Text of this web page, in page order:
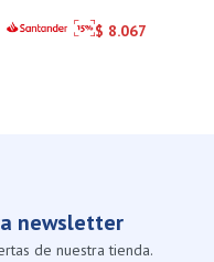
$ 8.067
newsletter
de nuestra tienda.